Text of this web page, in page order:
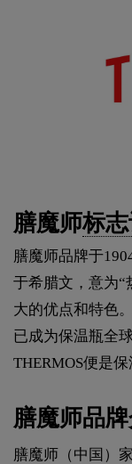
膳魔师标
膳魔师品牌于
于希腊文，意为“
大的优点和特色
已成为保温瓶全
THERMOS便是保
膳魔师品牌
膳魔师（中国）